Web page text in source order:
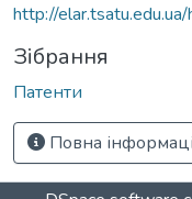
http://
Зібрання
Патенти
Повна